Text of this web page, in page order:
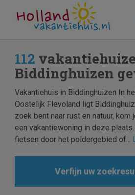
112
Biddinghuizen
Vakantiehuis in Biddinghuizen In
Oostelijk Flevoland ligt
zoek bent naar rust en natuur,
een vakantiewoning in deze
fietsen door het poldergebied of...
Verfijn uw